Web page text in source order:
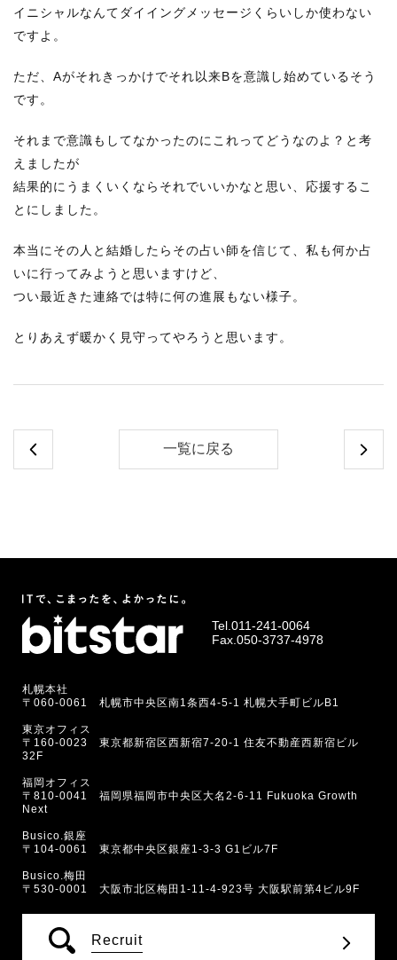
イニシャルなんてダイイングメッセージくらいしか使わない
ですよ。
ただ、Aがそれきっかけでそれ以来Bを意識し始めているそう
です。
それまで意識もしてなかったのにこれってどうなのよ？と考
えましたが
結果的にうまくいくならそれでいいかなと思い、応援するこ
とにしました。
本当にその人と結婚したらその占い師を信じて、私も何か占
いに行ってみようと思いますけど、
つい最近きた連絡では特に何の進展もない様子。
とりあえず暖かく見守ってやろうと思います。
一覧に戻る
Tel.011-241-0064
Fax.050-3737-4978
札幌本社
〒060-0061 札幌市中央区南1条西4-5-1 札幌大手町ビルB1
東京オフィス
〒160-0023 東京都新宿区西新宿7-20-1 住友不動産西新宿ビル
32F
福岡オフィス
〒810-0041 福岡県福岡市中央区大名2-6-11 Fukuoka Growth
Next
Busico.銀座
〒104-0061 東京都中央区銀座1-3-3 G1ビル7F
Busico.梅田
〒530-0001 大阪市北区梅田1-11-4-923号 大阪駅前第4ビル9F
Recruit